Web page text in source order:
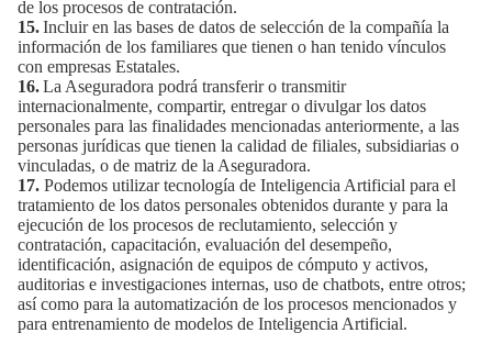
de los procesos de contratación.
15.Incluir en las bases de datos de selección de la compañía la
información de los familiares que tienen o han tenido vínculos
con empresas Estatales.
16.La Aseguradora podrá transferir o transmitir
internacionalmente, compartir, entregar o divulgar los datos
personales para las finalidades mencionadas anteriormente, a las
personas jurídicas que tienen la calidad de filiales, subsidiarias o
vinculadas, o de matriz de la Aseguradora.
17. Podemos utilizar tecnología de Inteligencia Artificial para el
tratamiento de los datos personales obtenidos durante y para la
ejecución de los procesos de reclutamiento, selección y
contratación, capacitación, evaluación del desempeño,
identificación, asignación de equipos de cómputo y activos,
auditorias e investigaciones internas, uso de chatbots, entre otros;
así como para la automatización de los procesos mencionados y
para entrenamiento de modelos de Inteligencia Artificial.